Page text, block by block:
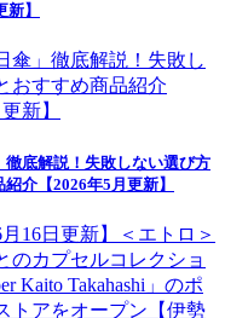
】
徹底解説！失敗しない選び方
介【2026年5月更新】